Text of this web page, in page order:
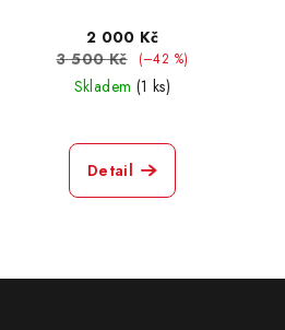
2 000 Kč
3 500 Kč
(–42 %)
Skladem (1 ks)
Detail